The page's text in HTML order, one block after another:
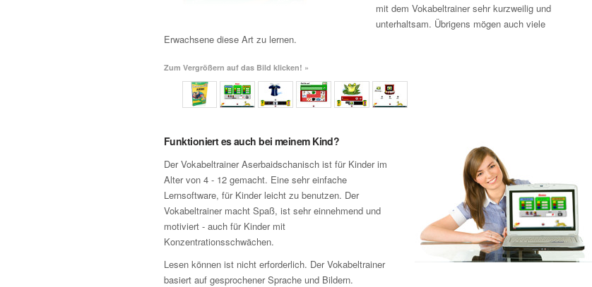
mit dem Vokabeltrainer sehr kurzweilig und
unterhaltsam. Übrigens mögen auch viele
Erwachsene diese Art zu lernen.
Zum Vergrößern auf das Bild klicken! »
Funktioniert es auch bei meinem Kind?
Der Vokabeltrainer Aserbaidschanisch ist für Kinder im
Alter von 4 - 12 gemacht. Eine sehr einfache
Lernsoftware, für Kinder leicht zu benutzen. Der
Vokabeltrainer macht Spaß, ist sehr einnehmend und
motiviert - auch für Kinder mit
Konzentrationsschwächen.
Lesen können ist nicht erforderlich. Der Vokabeltrainer
basiert auf gesprochener Sprache und Bildern.